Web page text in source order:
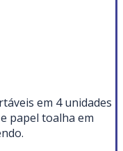
em 4 unidades
papel toalha em